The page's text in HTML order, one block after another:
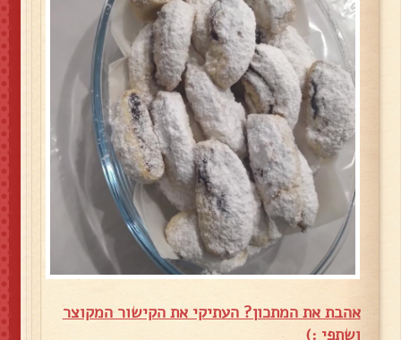
אהבת את המתכון? העתיקי את הקישור המקוצר
ושתפי :)